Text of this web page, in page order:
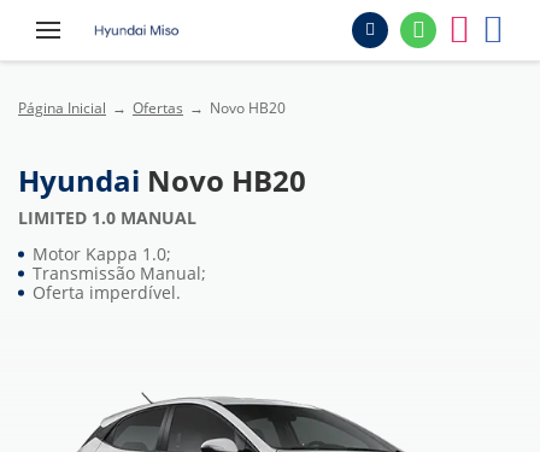
Página Inicial Ofertas Novo HB20
Hyundai Novo HB20
LIMITED 1.0 MANUAL
Motor Kappa 1.0;
Transmissão Manual;
Oferta imperdível.